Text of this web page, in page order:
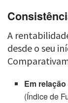
A
desde o seu
Em relação
(Índice de